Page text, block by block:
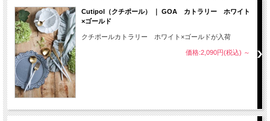
Cutipol（クチポール） ｜ GOA カトラリー ホワイト
×ゴールド
クチポールカトラリー ホワイト×ゴールドが入荷
価格:2,090円(税込) ～